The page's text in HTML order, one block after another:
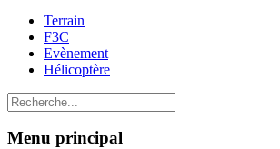
Terrain
F3C
Evènement
Hélicoptère
Menu principal